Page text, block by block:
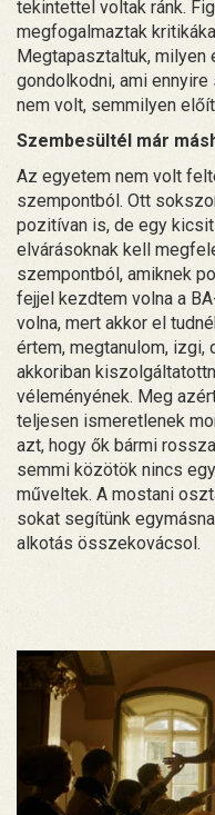
tekintettel voltak ránk.
megfogalmaztak
Megtapasztaltuk,
gondolkodni, ami
nem volt, semmilyen
Szembesültél már
Az egyetem nem volt
szempontból. Ott
pozitívan is, de egy
elvárásoknak kell
szempontból, amiknek
fejjel kezdtem volna a
volna, mert akkor el
értem, megtanulom, izgi,
akkoriban
véleményének. Meg
teljesen ismeretlenek
azt, hogy ők bármi
semmi közötök nincs
műveltek. A mostani
sokat segítünk
alkotás összekovácsol.